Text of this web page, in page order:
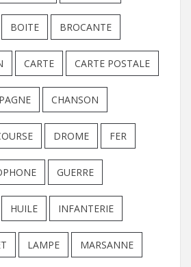
BOITE BROCANTE
CARTE CARTE POSTALE
CHANSON
DROME FER
GUERRE
HUILE INFANTERIE
LAMPE MARSANNE